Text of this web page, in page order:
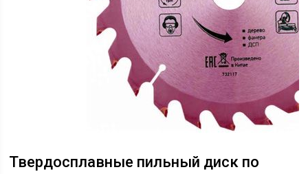
Твердосплавные пильный диск по